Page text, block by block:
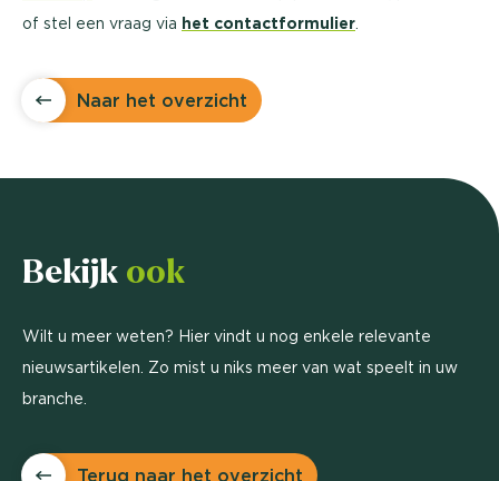
of stel een vraag via het contactformulier
Naar het overzicht
Bekijk ook
Wilt u meer weten? Hier vindt u nog enkele relevante
nieuwsartikelen. Zo mist u niks meer van wat speelt in uw
branche.
Terug naar het overzicht